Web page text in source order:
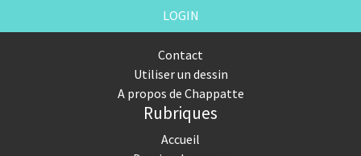
LOGIN
Contact
Utiliser un dessin
A propos de Chappatte
Rubriques
Accueil